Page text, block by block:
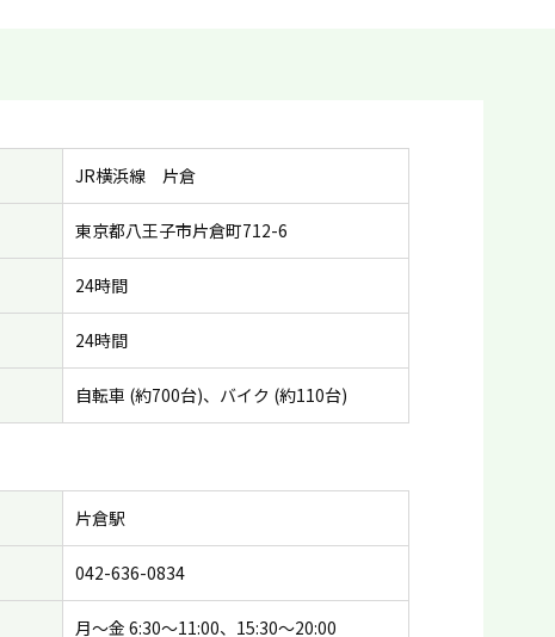
JR横浜線 片倉
東京都八王子市片倉町712-6
24時間
24時間
自転車 (約700台)、バイク (約110台)
片倉駅
042-636-0834
月〜金 6:30〜11:00、15:30〜20:00